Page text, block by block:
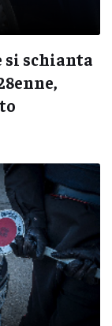
si schianta